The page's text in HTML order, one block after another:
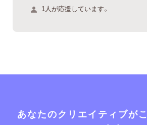
1人が応援しています。
あなたのクリエイティブが